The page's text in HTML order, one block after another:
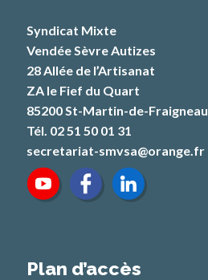
Syndicat Mixte
Vendée Sèvre Autizes
28 Allée de l’Artisanat
ZA le Fief du Quart
85200 St-Martin-de-Fraigneau
Tél. 02 51 50 01 31
secretariat-smvsa@orange.fr
Plan d’accès